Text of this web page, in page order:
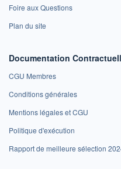
Foire aux Questions
Plan du site
Documentation
CGU Membres
Conditions générales
Mentions légales et CGU
Politique d'exécution
Rapport de meilleure sélection